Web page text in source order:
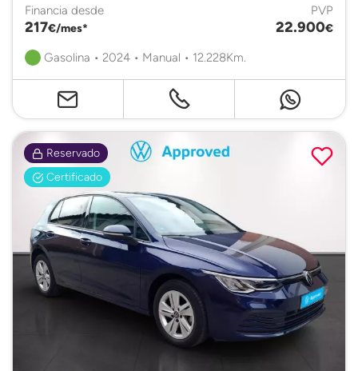
Financia desde
217€/mes*
PVP
22.900€
Gasolina • 2024 • Manual • 12.228Km.
Reservado
Certificado